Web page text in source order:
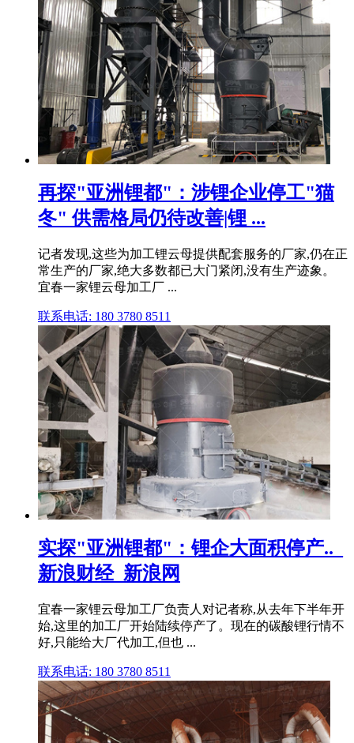
再探"亚洲锂都"：涉锂企业停工"猫
冬" 供需格局仍待改善|锂 ...
记者发现,这些为加工锂云母提供配套服务的厂家,仍在正
常生产的厂家,绝大多数都已大门紧闭,没有生产迹象。
宜春一家锂云母加工厂 ...
联系电话: 180 3780 8511
实探"亚洲锂都"：锂企大面积停产.._
新浪财经_新浪网
宜春一家锂云母加工厂负责人对记者称,从去年下半年开
始,这里的加工厂开始陆续停产了。现在的碳酸锂行情不
好,只能给大厂代加工,但也 ...
联系电话: 180 3780 8511